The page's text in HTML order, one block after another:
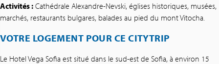
Activités : Cathédrale Alexandre-Nevski, églises historiques, musées,
marchés, restaurants bulgares, balades au pied du mont Vitocha.
VOTRE LOGEMENT POUR CE CITYTRIP
Le Hotel Vega Sofia est situé dans le sud-est de Sofia, à environ 15